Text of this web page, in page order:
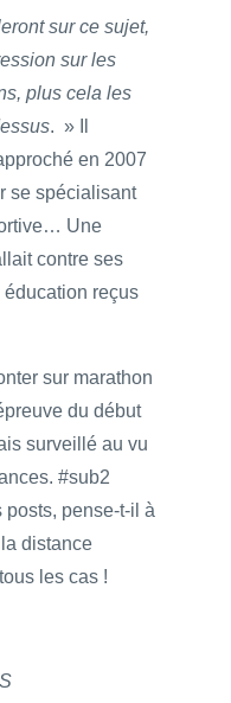
sur ce sujet,
sur les
plus cela les
. » Il
en 2007
se spécialisant
Une
contre ses
reçus
sur marathon
du début
surveillé au vu
#sub2
pense-t-il à
distance
les cas !